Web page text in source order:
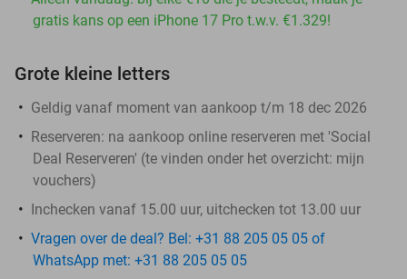
gratis kans op een iPhone 17 Pro t.w.v. €1.329!
Grote kleine letters
Geldig vanaf moment van aankoop t/m 18 dec 2026
Reserveren: na aankoop online reserveren met 'Social
Deal Reserveren' (te vinden onder het overzicht: mijn
vouchers)
Inchecken vanaf 15.00 uur, uitchecken tot 13.00 uur
Vragen over de deal? Bel: +31 88 205 05 05 of
WhatsApp met: +31 88 205 05 05